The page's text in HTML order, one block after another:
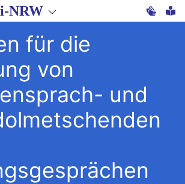
NRW
für die
von
und